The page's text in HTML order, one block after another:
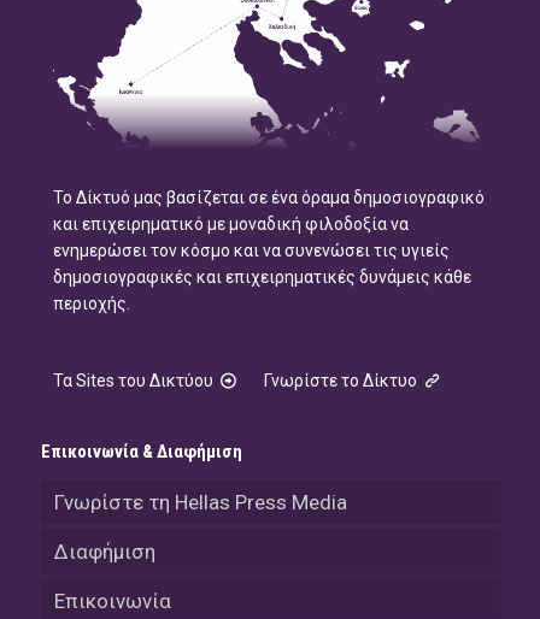
Το Δίκτυό μας βασίζεται σε ένα όραμα δημοσιογραφικό
και επιχειρηματικό με μοναδική φιλοδοξία να
ενημερώσει τον κόσμο και να συνενώσει τις υγιείς
δημοσιογραφικές και επιχειρηματικές δυνάμεις κάθε
περιοχής.
Τα Sites του Δικτύου Γνωρίστε το Δίκτυο
Επικοινωνία & Διαφήμιση
Γνωρίστε τη Hellas Press Media
Διαφήμιση
Επικοινωνία